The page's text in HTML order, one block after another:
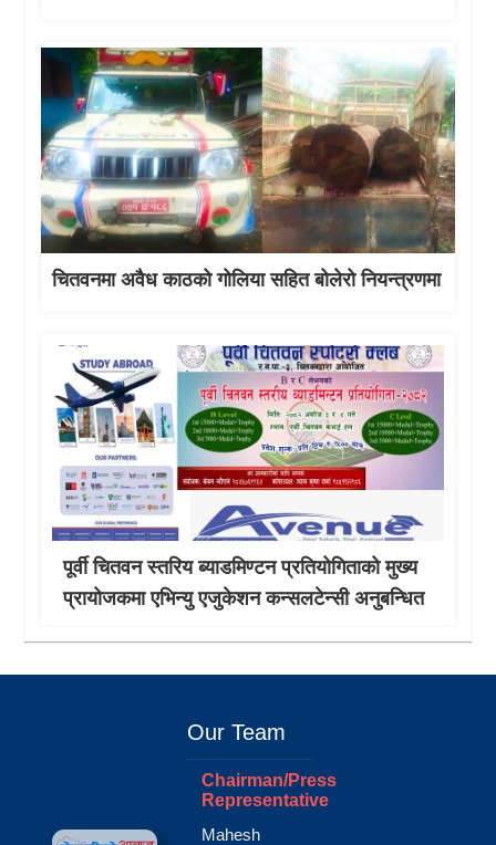
चितवनमा अवैध काठको गोलिया सहित बोलेरो नियन्त्रणमा
पूर्वी चितवन स्तरिय ब्याडमिण्टन प्रतियोगिताको मुख्य
प्रायोजकमा एभिन्यु एजुकेशन कन्सलटेन्सी अनुबन्धित
Our Team
Chairman/Press
Representative
Mahesh